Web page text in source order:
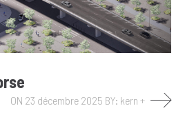
ON 23 décembre 2025 BY: kern +